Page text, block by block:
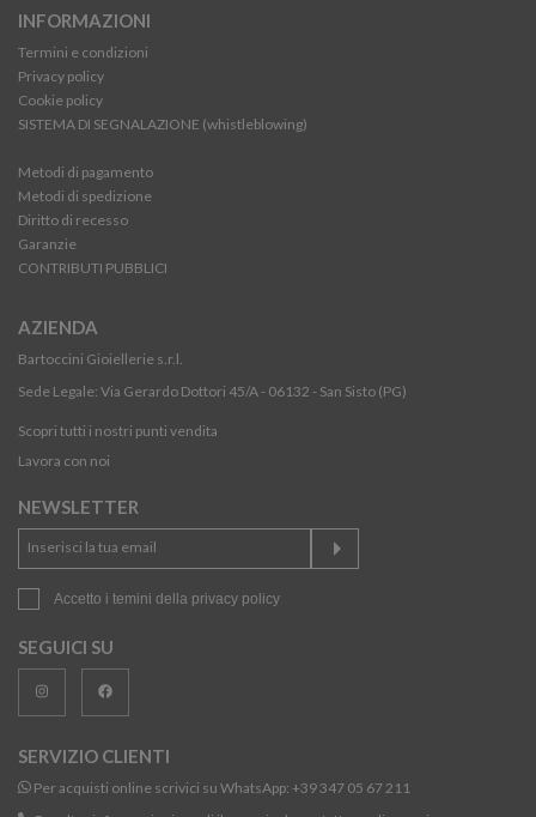
INFORMAZIONI
Termini e condizioni
Privacy policy
Cookie policy
SISTEMA DI SEGNALAZIONE (whistleblowing)
Metodi di pagamento
Metodi di spedizione
Diritto di recesso
Garanzie
CONTRIBUTI PUBBLICI
AZIENDA
Bartoccini Gioiellerie s.r.l.
Sede Legale: Via Gerardo Dottori 45/A - 06132 - San Sisto (PG)
Scopri tutti i nostri punti vendita
Lavora con noi
NEWSLETTER
Accetto i temini della privacy policy
SEGUICI SU
SERVIZIO CLIENTI
Per acquisti online scrivici su WhatsApp: +39 347 05 67 211